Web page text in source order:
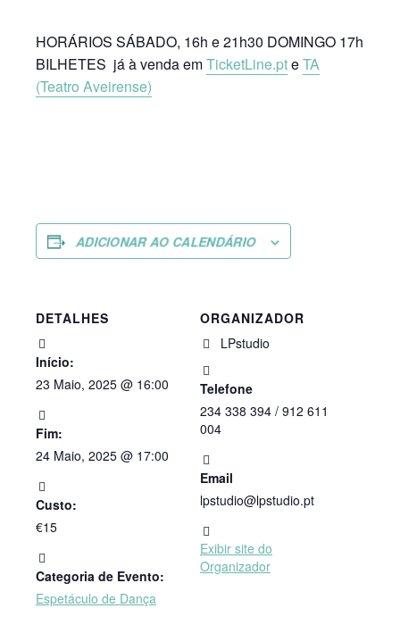
HORÁRIOS SÁBADO, 16h e 21h30 DOMINGO 17h
BILHETES já à venda emTicketLine.pteTA
(Teatro Aveirense)
ADICIONAR AO CALENDÁRIO
DETALHES
Início:
23 Maio, 2025 @ 16:00
Fim:
24 Maio, 2025 @ 17:00
Custo:
€15
Categoria de Evento:
Espetáculo de Dança
ORGANIZADOR
LPstudio
Telefone
234 338 394 / 912 611
004
Email
lpstudio@lpstudio.pt
Exibir site do
Organizador